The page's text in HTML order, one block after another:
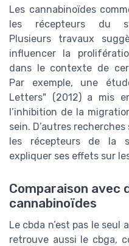
Les cannabinoïdes
les récepteurs du
Plusieurs travaux
influencer la
dans le contexte de
Par exemple, une
Letters" (2012) a mis
l’inhibition de la
sein. D’autres
les récepteurs de la
expliquer ses effets sur
Comparaison avec
cannabinoïdes
Le cbda n’est pas le seul
retrouve aussi le cbga,